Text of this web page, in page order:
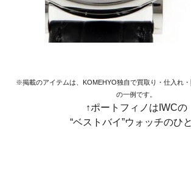
※掲載のアイテムは、KOMEHYO独自で買取り・仕入れ
の一例です。
↑ポートフィノはIWCの
“ベストバイ”ウォッチのひ